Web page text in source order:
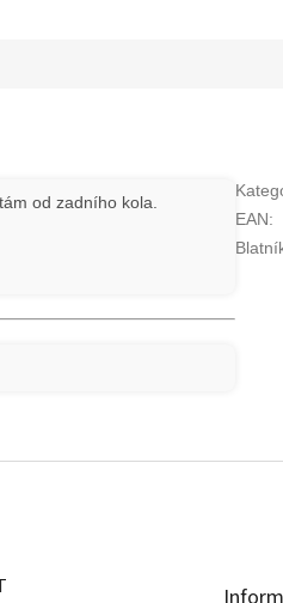
od zadního kola.
EAN: